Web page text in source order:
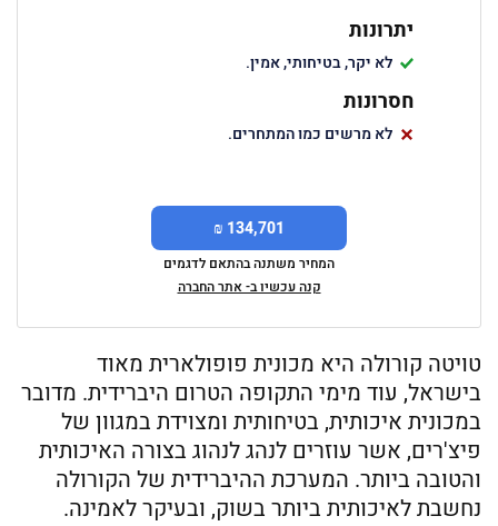
יתרונות
לא יקר, בטיחותי, אמין.
חסרונות
לא מרשים כמו המתחרים.
134,701 ₪
המחיר משתנה בהתאם לדגמים
קנה עכשיו ב- אתר החברה
טויטה קורולה היא מכונית פופולארית מאוד
בישראל, עוד מימי התקופה הטרום היברידית. מדובר
במכונית איכותית, בטיחותית ומצוידת במגוון של
פיצ'רים, אשר עוזרים לנהג לנהוג בצורה האיכותית
והטובה ביותר. המערכת ההיברידית של הקורולה
נחשבת לאיכותית ביותר בשוק, ובעיקר לאמינה.